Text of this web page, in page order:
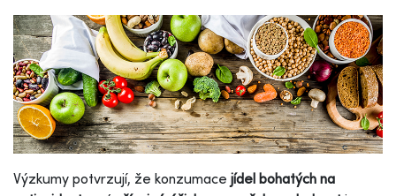
Výzkumy potvrzují, že konzumace jídel bohatých na